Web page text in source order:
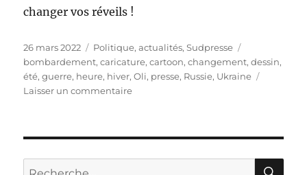
changer vos réveils !
Publié
le
26 mars 2022 Catégories
Politique, actualités,Sudpresse
bombardement,caricature,cartoon,changement,dessin,
été,guerre, heure, hiver,Oli, presse, Russie, Ukraine
Laisser un commentairesur
Recherche